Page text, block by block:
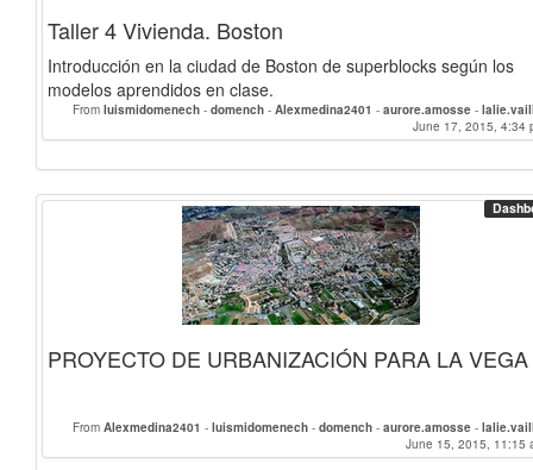
Taller 4 Vivienda. Boston
Introducción en la ciudad de Boston de superblocks según los
modelos aprendidos en clase.
From luismidomenech - domench - Alexmedina2401 - aurore.amosse -
June 17, 2015, 4:34
PROYECTO DE URBANIZACIÓN PARA LA VEGA
From Alexmedina2401 - luismidomenech - domench - aurore.amosse -
June 15, 2015, 11:15